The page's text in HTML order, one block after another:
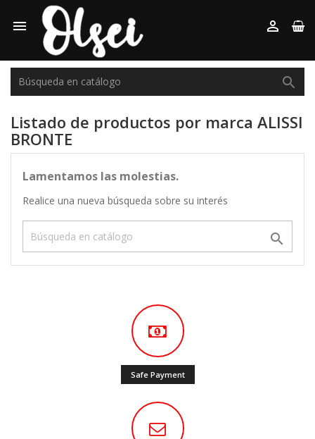
 

Listado de productos por marca ALISSI
BRONTE
Lamentamos las molestias.
Realice una nueva búsqueda sobre su interés

Safe Payment